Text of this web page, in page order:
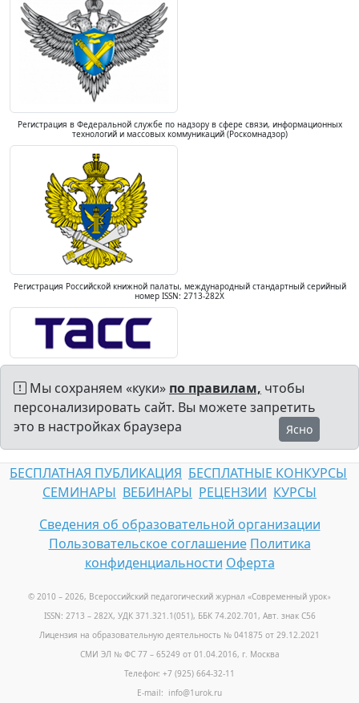
Регистрация в Федеральной службе по надзору в сфере связи, информационных
технологий и массовых коммуникаций (Роскомнадзор)
Регистрация Российской книжной палаты, международный стандартный серийный
номер ISSN: 2713-282X
Мы сохраняем «куки» по правилам, чтобы
персонализировать сайт. Вы можете запретить
это в настройках браузера
Ясно
БЕСПЛАТНАЯ ПУБЛИКАЦИЯ БЕСПЛАТНЫЕ КОНКУРСЫ
СЕМИНАРЫ ВЕБИНАРЫ РЕЦЕНЗИИ КУРСЫ
Сведения об образовательной организации
Пользовательское соглашение Политика
конфиденциальности Оферта
© 2010 – 2026, Всероссийский педагогический журнал «Современный урок»
ISSN: 2713 – 282X, УДК 371.321.1(051), ББК 74.202.701, Авт. знак С56
Лицензия на образовательную деятельность № 041875 от 29.12.2021
СМИ ЭЛ № ФС 77 – 65249 от 01.04.2016, г. Москва
Телефон: +7 (925) 664-32-11
E-mail: info@1urok.ru